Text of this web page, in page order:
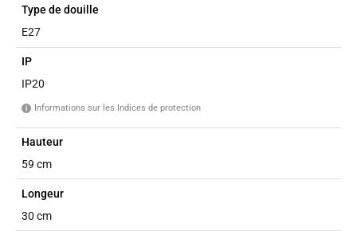
Type de douille
E27
IP
IP20
i Informations sur les Indices de protection
Hauteur
59 cm
Longeur
30 cm